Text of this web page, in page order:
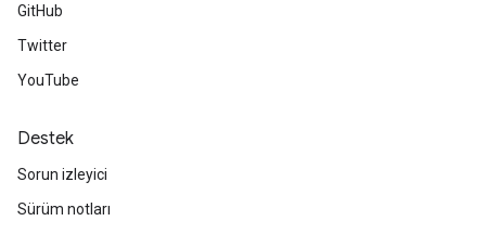
GitHub
Twitter
YouTube
Destek
Sorun izleyici
Sürüm notları